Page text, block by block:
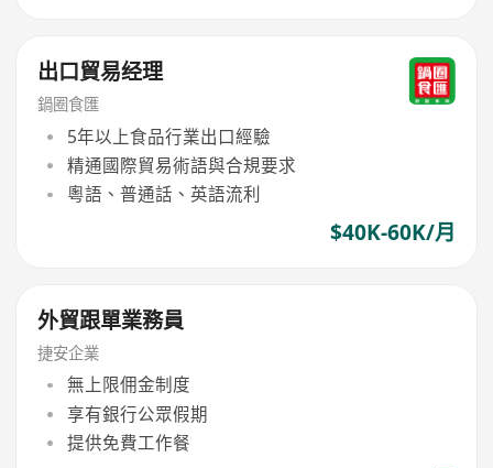
出口貿易经理
鍋圈食匯
5年以上食品行業出口經驗
精通國際貿易術語與合規要求
粵語、普通話、英語流利
$40K-60K/月
外貿跟單業務員
捷安企業
無上限佣金制度
享有銀行公眾假期
提供免費工作餐